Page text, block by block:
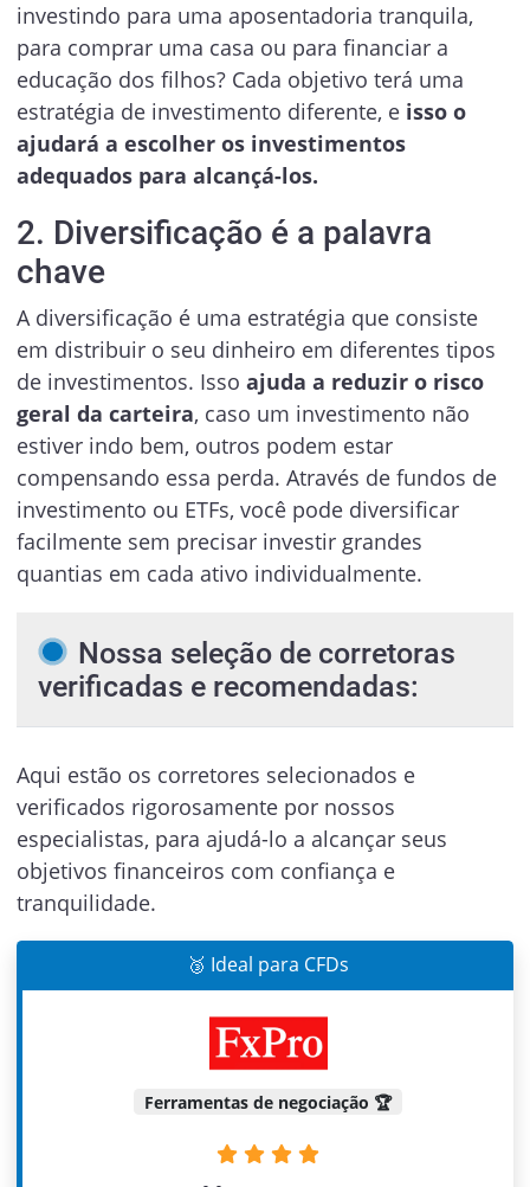
investindo para uma aposentadoria tranquila,
para comprar uma casa ou para financiar a
educação dos filhos? Cada objetivo terá uma
estratégia de investimento diferente, eisso o
ajudará a escolher os investimentos
adequados para alcançá-los.
2. Diversificação é a palavra
chave
A diversificação é uma estratégia que consiste
em distribuir o seu dinheiro em diferentes tipos
de investimentos. Isso ajuda a reduzir o risco
geral da carteira, caso um investimento não
estiver indo bem, outros podem estar
compensando essa perda. Através de fundos de
investimento ou ETFs, você pode diversificar
facilmente sem precisar investir grandes
quantias em cada ativo individualmente.
Nossa seleção de corretoras
verificadas e recomendadas:
Aqui estão os corretores selecionados e
verificados rigorosamente por nossos
especialistas, para ajudá-lo a alcançar seus
objetivos financeiros com confiança e
tranquilidade.
🥉 Ideal para CFDs
Ferramentas de negociação 🏆